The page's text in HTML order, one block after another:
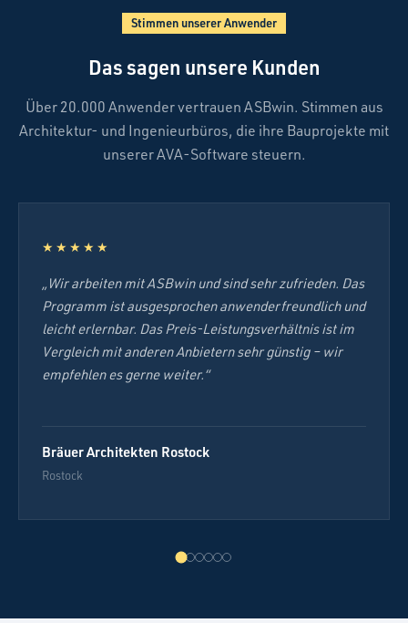
Stimmen unserer Anwender
Das sagen unsere Kunden
Über 20.000 Anwender vertrauen ASBwin. Stimmen aus
Architektur- und Ingenieurbüros, die ihre Bauprojekte mit
unserer AVA-Software steuern.
★★★★★
„Wir arbeiten mit ASBwin und sind sehr zufrieden. Das
Programm ist ausgesprochen anwenderfreundlich und
leicht erlernbar. Das Preis-Leistungsverhältnis ist im
Vergleich mit anderen Anbietern sehr günstig – wir
empfehlen es gerne weiter.“
Bräuer Architekten Rostock
Rostock